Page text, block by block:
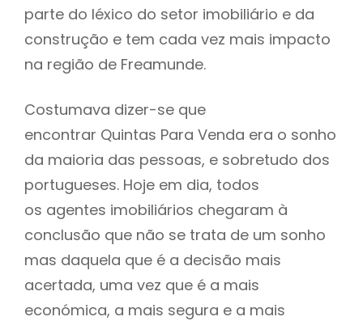
parte do léxico do setor imobiliário e da
construção e tem cada vez mais impacto
na região de Freamunde.
Costumava dizer-se que
encontrar Quintas Para Venda era o sonho
da maioria das pessoas, e sobretudo dos
portugueses. Hoje em dia, todos
os agentes imobiliários chegaram à
conclusão que não se trata de um sonho
mas daquela que é a decisão mais
acertada, uma vez que é a mais
económica, a mais segura e a mais